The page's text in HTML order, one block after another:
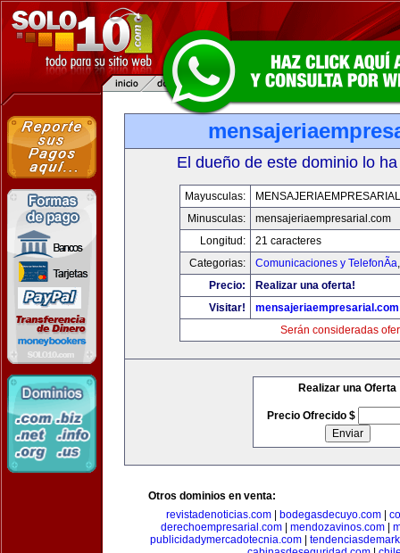
El dueño de este dominio lo
Mayusculas:
Minusculas:
mensajeriaempresarial.com
Longitud:
21 caracteres
Categorias:
Comunicaciones y TelefonÃ­a
Precio:
Realizar una oferta!
Visitar!
mensajeriaempresarial.com
Serán consideradas
Realizar una Oferta
Precio Ofrecido $
Otros dominios en venta:
revistadenoticias.com
bodegasdecuyo.com
derechoempresarial.com
mendozavinos.com
publicidadymercadotecnia.com|